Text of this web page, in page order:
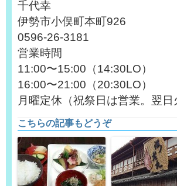
千代幸
伊勢市小俣町本町926
0596-26-3181
営業時間
11:00〜15:00（14:30LO）
16:00〜21:00（20:30LO）
月曜定休（祝祭日は営業。翌日
こちらの記事もどうぞ